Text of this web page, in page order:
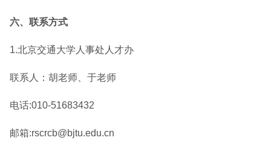
六、联系方式
1.北京交通大学人事处人才办
联系人：胡老师、于老师
电话:010-51683432
邮箱:rscrcb@bjtu.edu.cn